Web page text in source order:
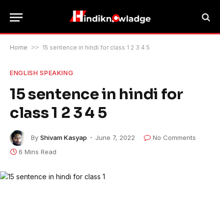
Home >> 15 sentence in hindi for class 1 2 3 4 5
ENGLISH SPEAKING
15 sentence in hindi for
class 1 2 3 4 5
By Shivam Kasyap June 7, 2022
No Comments
6 Mins Read